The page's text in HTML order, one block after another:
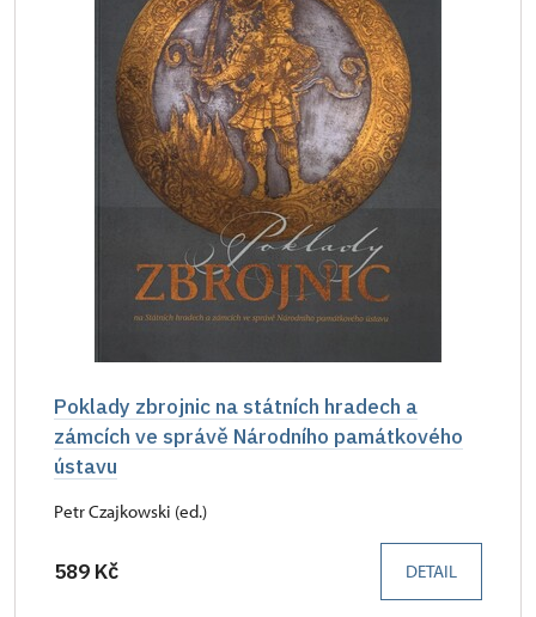
Poklady zbrojnic na státních hradech a
zámcích ve správě Národního památkového
ústavu
Petr Czajkowski (ed.)
589 Kč DETAIL